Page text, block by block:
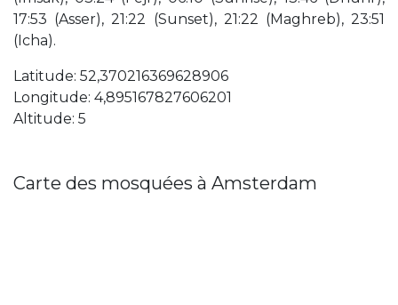
17:53 (Asser), 21:22 (Sunset), 21:22 (Maghreb), 23:51
(Icha).
Latitude: 52,370216369628906
Longitude: 4,895167827606201
Altitude: 5
Carte des mosquées à Amsterdam